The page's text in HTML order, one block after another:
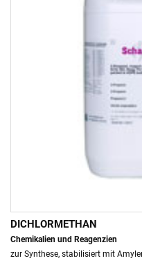
DICHLORMETHAN
Chemikalien und Reagenzien
zur Synthese, stabilisiert mit